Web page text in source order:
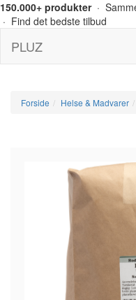
150.000+ produkter·
· Find det bedste tilbud
PLUZ
Forside Helse & Madvarer